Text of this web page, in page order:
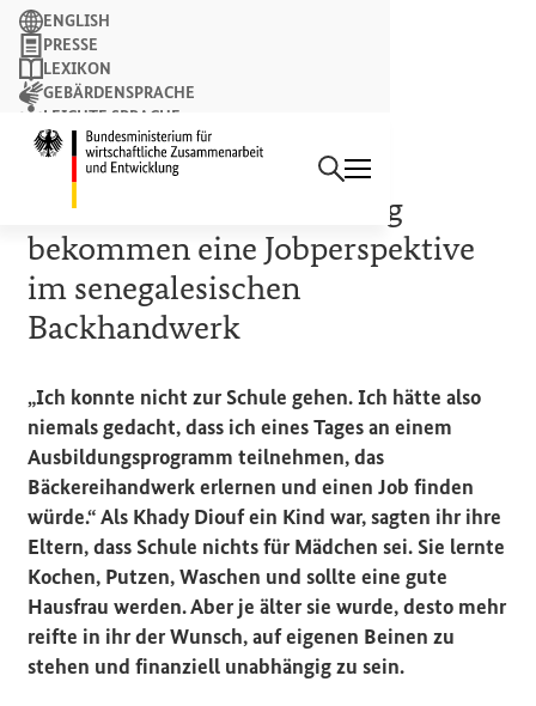
Suchbegriff
Suchen
ENGLISH
PRESSE
LEXIKON
GEBÄRDENSPRACHE
LEICHTE SPRACHE
NEWSLETTER
AUSBILDUNG
Frauen ohne Schulbildung
bekommen eine Jobperspektive
im senegalesischen
Backhandwerk
„Ich konnte nicht zur Schule gehen. Ich hätte also
niemals gedacht, dass ich eines Tages an einem
Ausbildungsprogramm teilnehmen, das
Bäckereihandwerk erlernen und einen Job finden
würde.“ Als Khady Diouf ein Kind war, sagten ihr ihre
Eltern, dass Schule nichts für Mädchen sei. Sie lernte
Kochen, Putzen, Waschen und sollte eine gute
Hausfrau werden. Aber je älter sie wurde, desto mehr
reifte in ihr der Wunsch, auf eigenen Beinen zu
stehen und finanziell unabhängig zu sein.